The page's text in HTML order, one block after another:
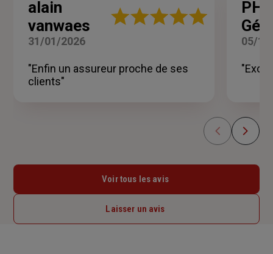
alain
vanwaes
Note
étoiles
31/01/2026
"Enfin un assureur proche de ses
clients"
05/
Voir tous les avis
Laisser un avis